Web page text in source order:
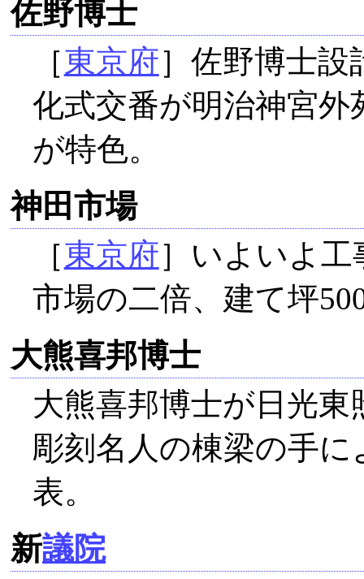
佐野博士
［東京府］佐野博士
化式交番が明治神宮
が特色。
神田市場
［東京府］いよいよ工
市場の二倍、建て坪
大熊喜邦博士
大熊喜邦博士が日光
彫刻名人の棟梁の手
表。
新議院